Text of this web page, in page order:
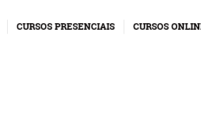
CURSOS PRESENCIAIS CURSOS